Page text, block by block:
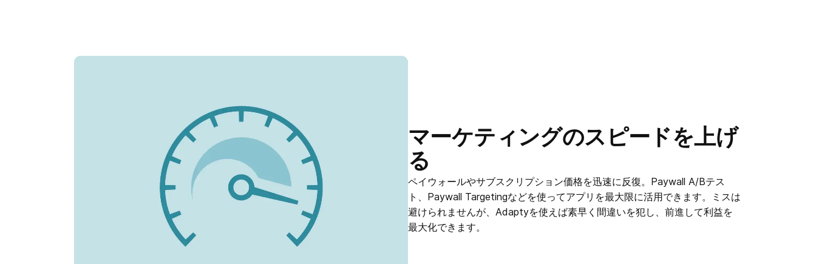
マーケティングのスピードを上げ
る
ペイウォールやサブスクリプション価格を迅速に反復。Paywall A/Bテス
ト、Paywall Targetingなどを使ってアプリを最大限に活用できます。ミスは
避けられませんが、Adaptyを使えば素早く間違いを犯し、前進して利益を
最大化できます。